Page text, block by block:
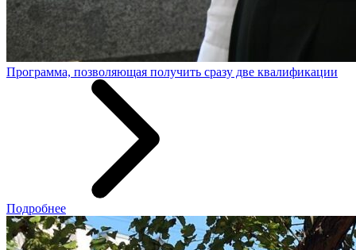
Программа, позволяющая получить сразу две квалификации
Подробнее